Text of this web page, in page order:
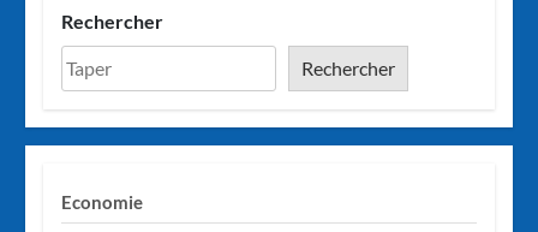
Rechercher
Rechercher
Economie